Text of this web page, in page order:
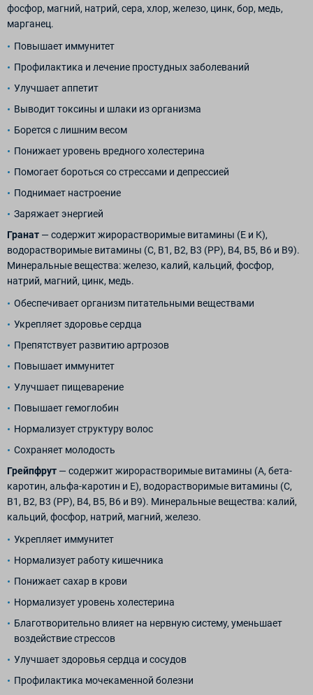
фосфор, магний, натрий, сера, хлор, железо, цинк, бор, медь,
марганец.
Повышает иммунитет
Профилактика и лечение простудных заболеваний
Улучшает аппетит
Выводит токсины и шлаки из организма
Борется с лишним весом
Понижает уровень вредного холестерина
Помогает бороться со стрессами и депрессией
Поднимает настроение
Заряжает энергией
Гранат — содержит жирорастворимые витамины (E и K),
водорастворимые витамины (C, B1, B2, B3 (PP), B4, B5, B6 и B9).
Минеральные вещества: железо, калий, кальций, фосфор,
натрий, магний, цинк, медь.
Обеспечивает организм питательными веществами
Укрепляет здоровье сердца
Препятствует развитию артрозов
Повышает иммунитет
Улучшает пищеварение
Повышает гемоглобин
Нормализует структуру волос
Сохраняет молодость
Грейпфрут — содержит жирорастворимые витамины (A, бета-
каротин, альфа-каротин и E), водорастворимые витамины (C,
B1, B2, B3 (PP), B4, B5, B6 и B9). Минеральные вещества: калий,
кальций, фосфор, натрий, магний, железо.
Укрепляет иммунитет
Нормализует работу кишечника
Понижает сахар в крови
Нормализует уровень холестерина
Благотворительно влияет на нервную систему, уменьшает
воздействие стрессов
Улучшает здоровья сердца и сосудов
Профилактика мочекаменной болезни